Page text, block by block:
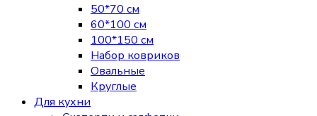
50*70 см
60*100 см
100*150 см
Набор ковриков
Овальные
Круглые
Для кухни